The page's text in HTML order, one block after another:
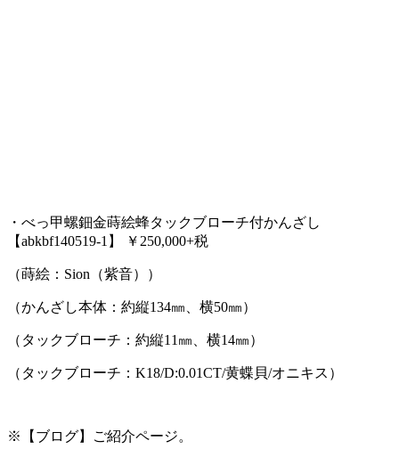
・べっ甲螺鈿金蒔絵蜂タックブローチ付かんざし
【abkbf140519-1】 ￥250,000+税
（蒔絵：Sion（紫音））
（かんざし本体：約縦134㎜、横50㎜）
（タックブローチ：約縦11㎜、横14㎜）
（タックブローチ：K18/D:0.01CT/黄蝶貝/オニキス）
※【ブログ】ご紹介ページ。